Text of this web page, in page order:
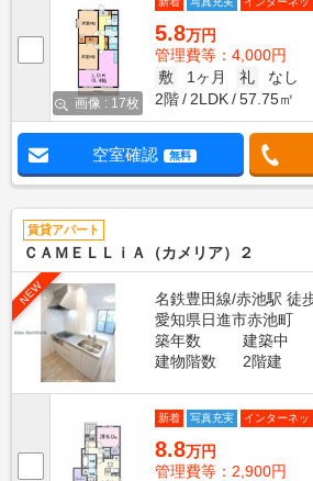
画像 : 17枚
5.8万円
管理費等：4,000円
敷
1ヶ月 礼
なし
2階
2LDK 57.75㎡
空室確認 無料
賃貸アパート
ＣＡＭＥＬＬｉＡ（カメリア）２
NEW
名鉄豊田線/赤池駅 徒
愛知県日進市赤池町
築年数
建築中
建物階数
2階建
新着 写真充実 インターネッ
8.8万円
管理費等：2,900円